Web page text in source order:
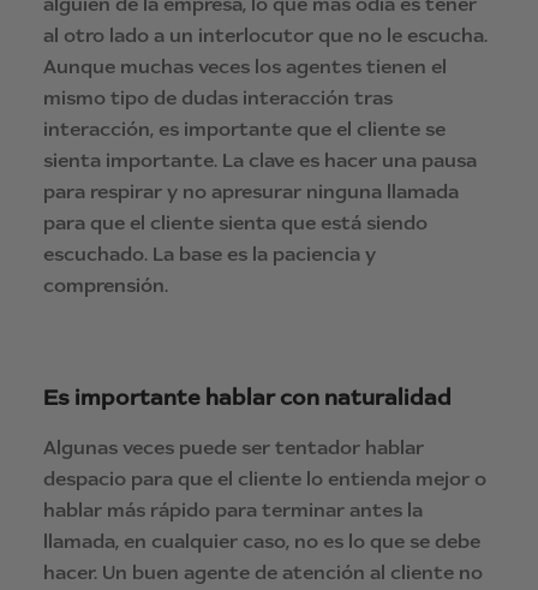
al otro lado a un interlocutor que no le escucha.
Aunque muchas veces los agentes tienen el
mismo tipo de dudas interacción tras
interacción, es importante que el cliente se
sienta importante. La clave es hacer una pausa
para respirar y no apresurar ninguna llamada
para que el cliente sienta que está siendo
escuchado. La base es la paciencia y
comprensión.
Es importante hablar con naturalidad
Algunas veces puede ser tentador hablar
despacio para que el cliente lo entienda mejor o
hablar más rápido para terminar antes la
llamada, en cualquier caso, no es lo que se debe
hacer. Un buen agente de atención al cliente no